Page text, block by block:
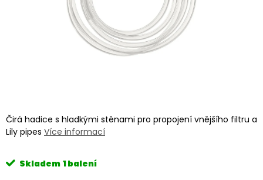
Čirá hadice s hladkými stěnami pro propojení vnějšího filtru a
Lily pipes Více informací
Skladem 1 balení